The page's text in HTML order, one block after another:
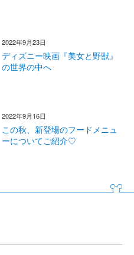
2022年9月23日
ディズニー映画『美女と野獣』
の世界の中へ
2022年9月16日
この秋、新登場のフードメニュ
ーについてご紹介♡